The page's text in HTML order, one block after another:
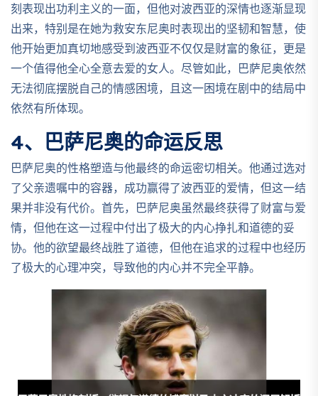
刻表现出功利主义的一面，但他对波西亚的深情也逐渐显现
出来，特别是在她为救安东尼奥时表现出的坚韧和智慧，使
他开始更加真切地感受到波西亚不仅仅是财富的象征，更是
一个值得他全心全意去爱的女人。尽管如此，巴萨尼奥依然
无法彻底摆脱自己的情感困境，且这一困境在剧中的结局中
依然有所体现。
4、巴萨尼奥的命运反思
巴萨尼奥的性格塑造与他最终的命运密切相关。他通过选对
了父亲遗嘱中的容器，成功赢得了波西亚的爱情，但这一结
果并非没有代价。首先，巴萨尼奥虽然最终获得了财富与爱
情，但他在这一过程中付出了极大的内心挣扎和道德的妥
协。他的欲望最终战胜了道德，但他在追求的过程中也经历
了极大的心理冲突，导致他的内心并不完全平静。